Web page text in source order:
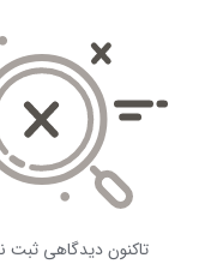
تاکنون دیدگاهی